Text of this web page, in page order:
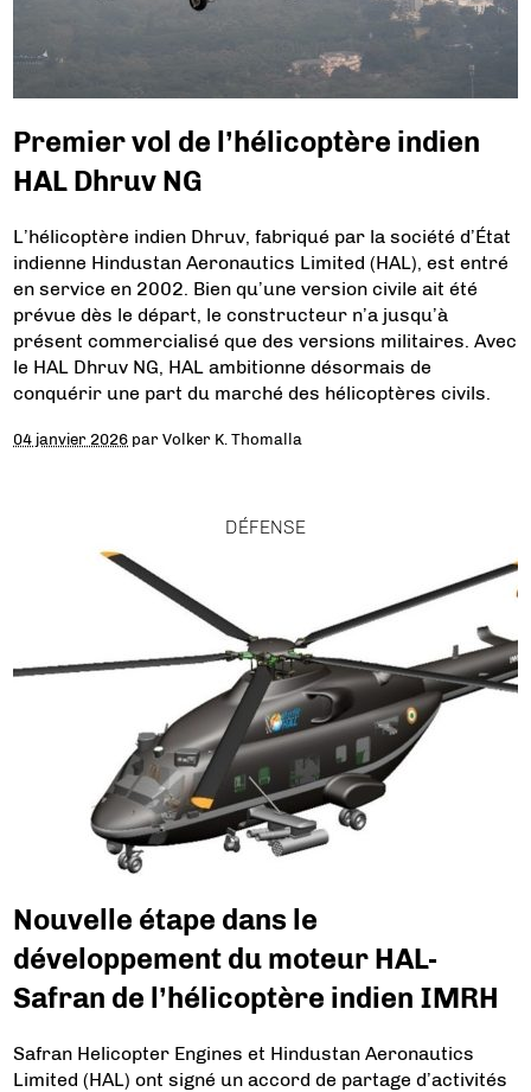
Premier vol de l’hélicoptère indien
HAL Dhruv NG
L’hélicoptère indien Dhruv, fabriqué par la société d’État
indienne Hindustan Aeronautics Limited (HAL), est entré
en service en 2002. Bien qu’une version civile ait été
prévue dès le départ, le constructeur n’a jusqu’à
présent commercialisé que des versions militaires. Avec
le HAL Dhruv NG, HAL ambitionne désormais de
conquérir une part du marché des hélicoptères civils.
04 janvier 2026 parVolker K. Thomalla
DÉFENSE
Nouvelle étape dans le
développement du moteur HAL-
Safran de l’hélicoptère indien IMRH
Safran Helicopter Engines et Hindustan Aeronautics
Limited (HAL) ont signé un accord de partage d’activités